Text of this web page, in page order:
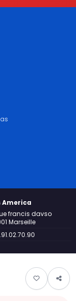
America
francis davso
Marseille
a viernes de 9:00 a